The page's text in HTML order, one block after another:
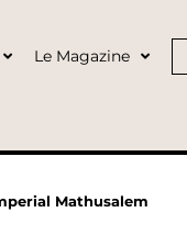
Le Magazine
Mathusalem